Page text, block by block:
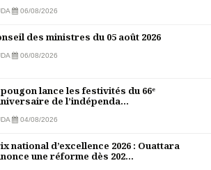
06/08/2026
des ministres du 05 août 2026
06/08/2026
lance les festivités du 66ᵉ
de l’indépenda...
04/08/2026
national d’excellence 2026 : Ouattara
une réforme dès 202...